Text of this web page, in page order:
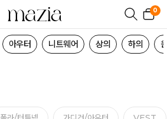
0
아우터 니트웨어 상의 하의